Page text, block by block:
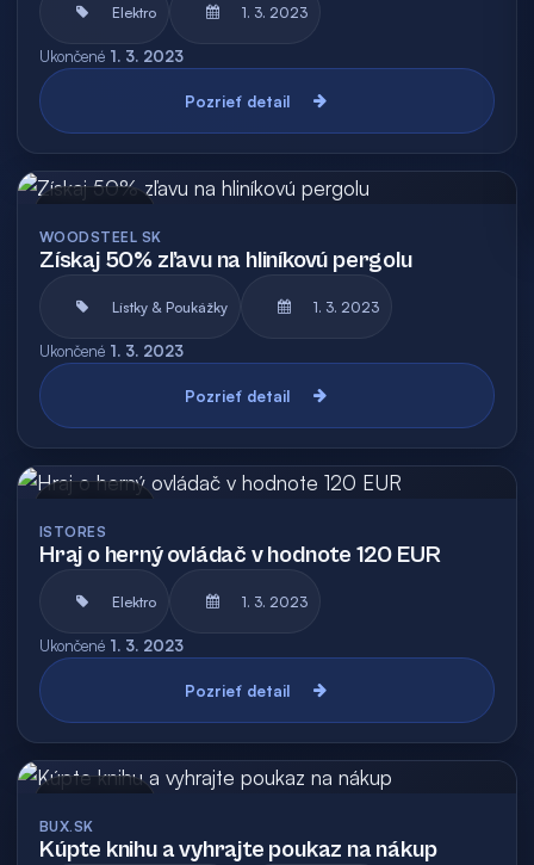
Elektro 1. 3. 2023
Ukončené 1. 3. 2023
Pozrieť detail
WOODSTEEL SK
Získaj 50% zľavu na hliníkovú pergolu
Lístky & Poukážky 1. 3. 2023
Ukončené 1. 3. 2023
Pozrieť detail
ISTORES
Hraj o herný ovládač v hodnote 120 EUR
Elektro 1. 3. 2023
Ukončené 1. 3. 2023
Pozrieť detail
BUX.SK
Kúpte knihu a vyhrajte poukaz na nákup